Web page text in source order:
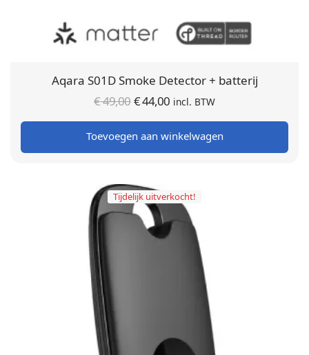
Aqara S01D Smoke Detector + batterij
€49,00Oorspronkelijke
prijs was:
€ 49,00.
€44,00 Huidige
prijs is:
€ 44,00.
incl. BTW
Toevoegen aan winkelwagen
Tijdelijk uitverkocht!